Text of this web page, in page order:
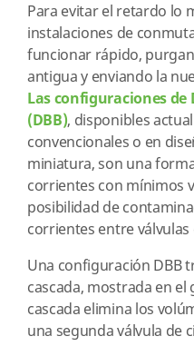
Para evitar el retardo lo
instalaciones de
funcionar rápido,
antigua y enviando la
Las configuraciones de
(DBB), disponibles
convencionales o en
miniatura, son una
corrientes con mínimos
posibilidad de
corrientes entre
Una configuración DBB
cascada, mostrada en el
cascada elimina los
una segunda válvula de